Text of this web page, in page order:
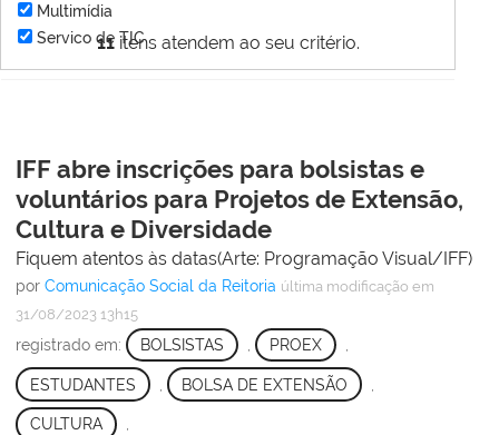
11itens atendem ao seu critério.
Multimídia
Servico de TIC
IFF abre inscrições para bolsistas e
voluntários para Projetos de Extensão,
Cultura e Diversidade
Fiquem atentos às datas(Arte: Programação Visual/IFF)
por Comunicação Social da Reitoria última modificação em
31/08/2023 13h15
registrado em: BOLSISTAS PROEX
ESTUDANTES BOLSA DE EXTENSÃO
CULTURA ,